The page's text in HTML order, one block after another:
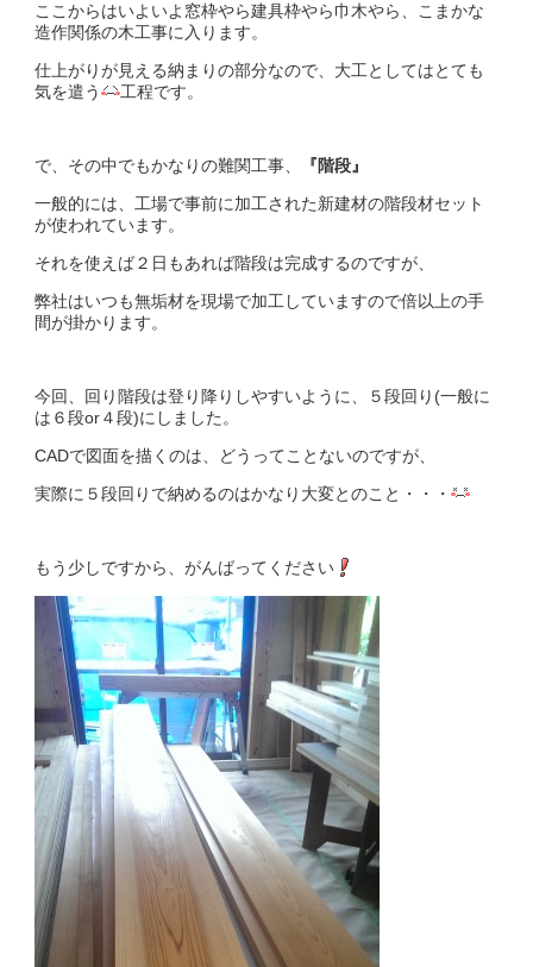
ここからはいよいよ窓枠やら建具枠やら巾木やら、こまかな
造作関係の木工事に入ります。
仕上がりが見える納まりの部分なので、大工としてはとても
気を遣う
工程です。
で、その中でもかなりの難関工事、
『階段』
一般的には、工場で事前に加工された新建材の階段材セット
が使われています。
それを使えば２日もあれば階段は完成するのですが、
弊社はいつも無垢材を現場で加工していますので倍以上の手
間が掛かります。
今回、回り階段は登り降りしやすいように、５段回り(一般に
は６段or４段)にしました。
CADで図面を描くのは、どうってことないのですが、
実際に５段回りで納めるのはかなり大変とのこと・・・
もう少しですから、がんばってください